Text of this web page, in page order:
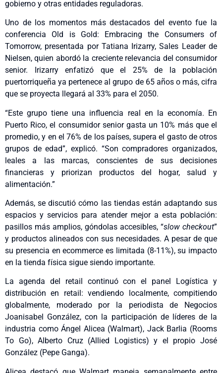
gobierno y otras entidades reguladoras.
Uno de los momentos más destacados del evento fue la
conferencia Old is Gold: Embracing the Consumers of
Tomorrow, presentada por Tatiana Irizarry, Sales Leader de
Nielsen, quien abordó la creciente relevancia del consumidor
senior. Irizarry enfatizó que el 25% de la población
puertorriqueña ya pertenece al grupo de 65 años o más, cifra
que se proyecta llegará al 33% para el 2050.
“Este grupo tiene una influencia real en la economía. En
Puerto Rico, el consumidor senior gasta un 10% más que el
promedio, y en el 76% de los países, supera el gasto de otros
grupos de edad”, explicó. “Son compradores organizados,
leales a las marcas, conscientes de sus decisiones
financieras y priorizan productos del hogar, salud y
alimentación.”
Además, se discutió cómo las tiendas están adaptando sus
espacios y servicios para atender mejor a esta población:
pasillos más amplios, góndolas accesibles, “slow checkout”
y productos alineados con sus necesidades. A pesar de que
su presencia en ecommerce es limitada (8-11%), su impacto
en la tienda física sigue siendo importante.
La agenda del retail continuó con el panel Logística y
distribución en retail: vendiendo localmente, compitiendo
globalmente, moderado por la periodista de Negocios
Joanisabel González, con la participación de líderes de la
industria como Ángel Alicea (Walmart), Jack Barlia (Rooms
To Go), Alberto Cruz (Allied Logistics) y el propio José
González (Pepe Ganga).